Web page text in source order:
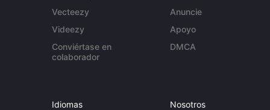
Vecteezy
Videezy
Conviértase en
colaborador
Anuncie
Apoyo
DMCA
Idiomas Nosotros